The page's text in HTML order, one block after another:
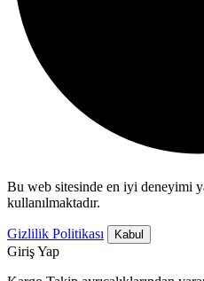
Bu web sitesinde en iyi deneyimi
kullanılmaktadır.
Gizlilik Politikası Kabul
Giriş Yap